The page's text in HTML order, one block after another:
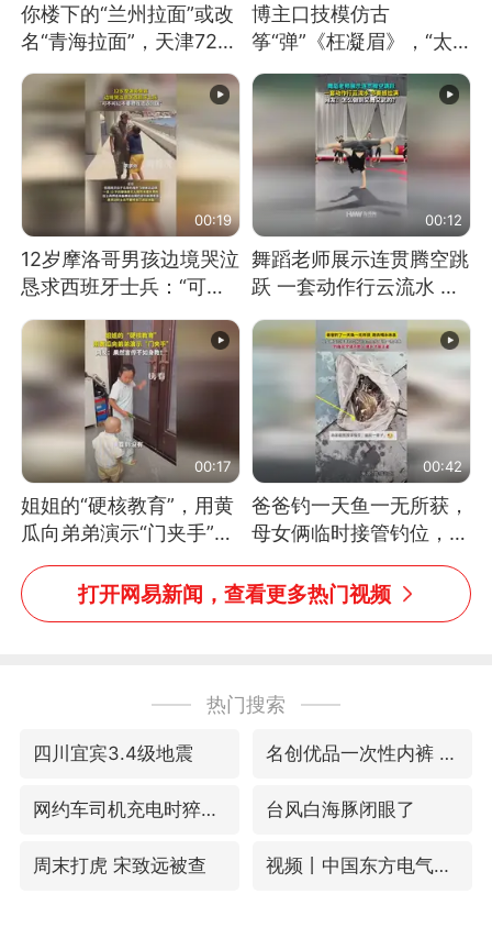
你楼下的“兰州拉面”或改
名“青海拉面”，天津72家
面馆已集体更换招牌
博主口技模仿古
筝“弹”《枉凝眉》，“太
像了～你是吃古筝长大的
吗？”“或将成为首位考级
不带古筝的选手。”（来
源：新华每日电讯）
00:19
12岁摩洛哥男孩边境哭泣
恳求西班牙士兵：“可不
可以不要把我遣返回国”
00:12
舞蹈老师展示连贯腾空跳
跃 一套动作行云流水 节
奏感拉满 网友：怎么做
到又舞又武的？
00:17
姐姐的“硬核教育”，用黄
瓜向弟弟演示“门夹手”，
网友：果然言传不如身
教！
00:42
爸爸钓一天鱼一无所获，
母女俩临时接管钓位，用
玩具鱼竿钓上大鱼
打开网易新闻，查看更多热门视频
热门搜索
四川宜宾3.4级地震 名创优品一次性内裤 颜面尽失
网约车司机充电时猝死保险拒赔 台风白海豚闭眼了
周末打虎 宋致远被查 视频丨中国东方电气集团原党组副书记、董事宋致远被查